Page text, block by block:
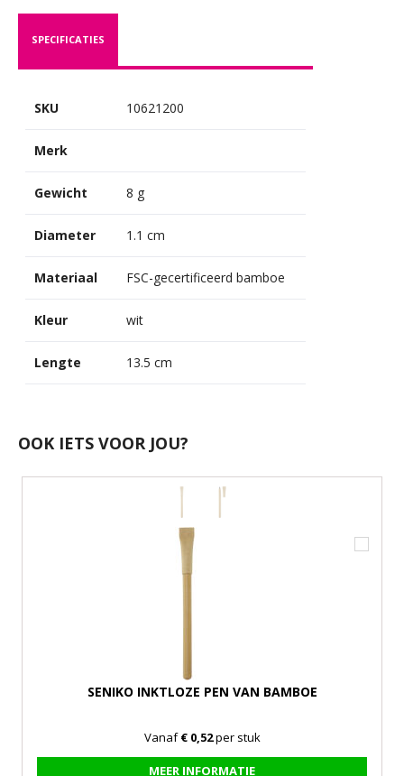
SPECIFICATIES
SKU 10621200
Merk
Gewicht 8 g
Diameter 1.1 cm
Materiaal FSC-gecertificeerd bamboe
Kleur wit
Lengte 13.5 cm
OOK IETS VOOR JOU?
SENIKO INKTLOZE PEN VAN BAMBOE
Vanaf€ 0,52per stuk
MEER INFORMATIE